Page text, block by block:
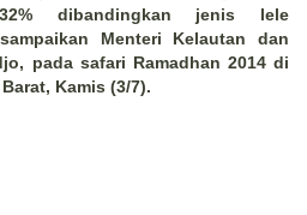
dibandingkan jenis lele
Menteri Kelautan dan
pada safari Ramadhan 2014 di
Kamis (3/7).